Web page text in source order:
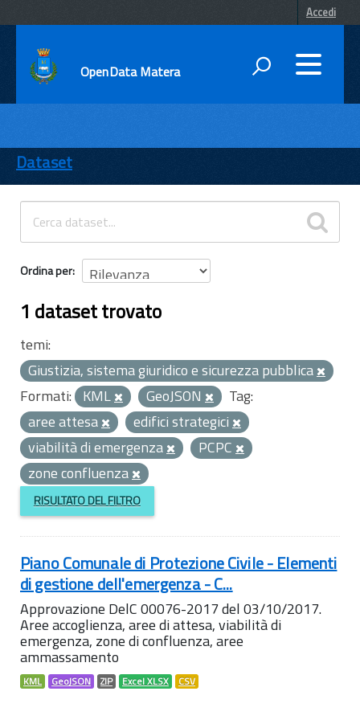
Accedi
OpenData Matera
ENTI
TEMI
INFORMAZIONI
Dataset
Ordina per
1 dataset trovato
temi:
Giustizia, sistema giuridico e sicurezza pubblica
Formati: KML GeoJSON
Tag:
aree attesa
edifici strategici
viabilità di emergenza
PCPC
zone confluenza
RISULTATO DEL FILTRO
Piano Comunale di Protezione Civile - Elementi
di gestione dell'emergenza - C...
Approvazione DelC 00076-2017 del 03/10/2017.
Aree accoglienza, aree di attesa, viabilità di
emergenza, zone di confluenza, aree
ammassamento
KML GeoJSON ZIP Excel XLSX CSV